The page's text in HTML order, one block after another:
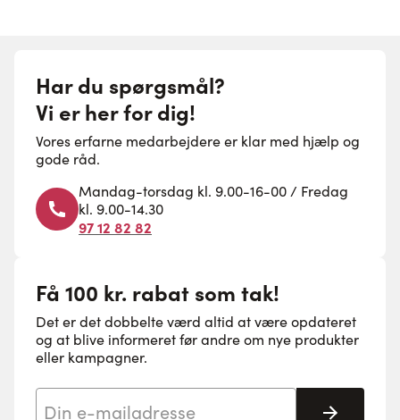
Har du spørgsmål?
Vi er her for dig!
Vores erfarne medarbejdere er klar med hjælp og
gode råd.
Mandag-torsdag kl. 9.00-16-00 / Fredag
kl. 9.00-14.30
97 12 82 82
Få 100 kr. rabat som tak!
Det er det dobbelte værd altid at være opdateret
og at blive informeret før andre om nye produkter
eller kampagner.